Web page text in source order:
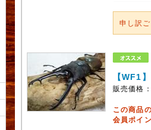
申し訳
【WF1
販売価格
この商品
会員ポイ